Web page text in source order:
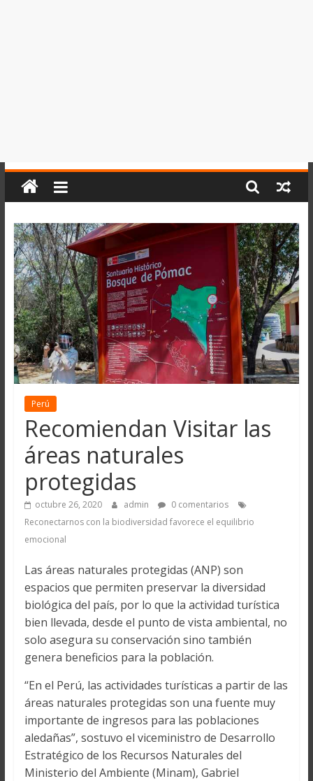
Perú
Recomiendan Visitar las
áreas naturales
protegidas
octubre 26, 2020 admin
0 comentarios
Reconectarnos con la biodiversidad favorece el equilibrio
emocional
Las áreas naturales protegidas (ANP) son
espacios que permiten preservar la diversidad
biológica del país, por lo que la actividad turística
bien llevada, desde el punto de vista ambiental, no
solo asegura su conservación sino también
genera beneficios para la población.
“En el Perú, las actividades turísticas a partir de las
áreas naturales protegidas son una fuente muy
importante de ingresos para las poblaciones
aledañas”, sostuvo el viceministro de Desarrollo
Estratégico de los Recursos Naturales del
Ministerio del Ambiente (Minam), Gabriel